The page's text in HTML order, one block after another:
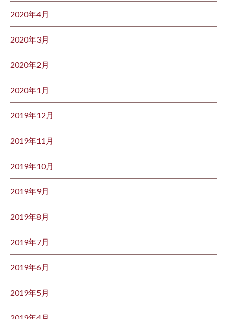
2020年4月
2020年3月
2020年2月
2020年1月
2019年12月
2019年11月
2019年10月
2019年9月
2019年8月
2019年7月
2019年6月
2019年5月